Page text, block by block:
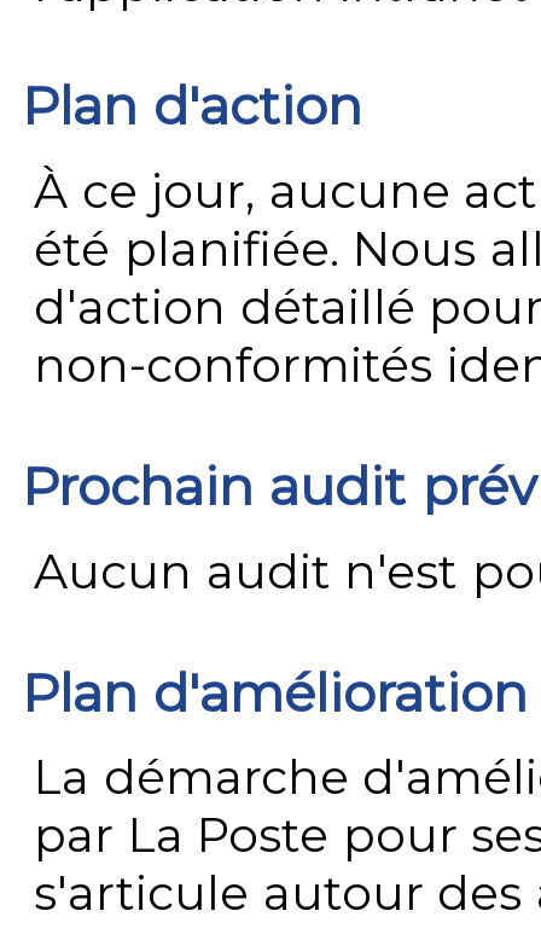
Plan d'action
À ce jour, aucune
été planifiée. Nous
d'action détaillé
non-conformités
Prochain audit
Aucun audit n'est
Plan
La démarche
par La Poste pour
s'articule autour des